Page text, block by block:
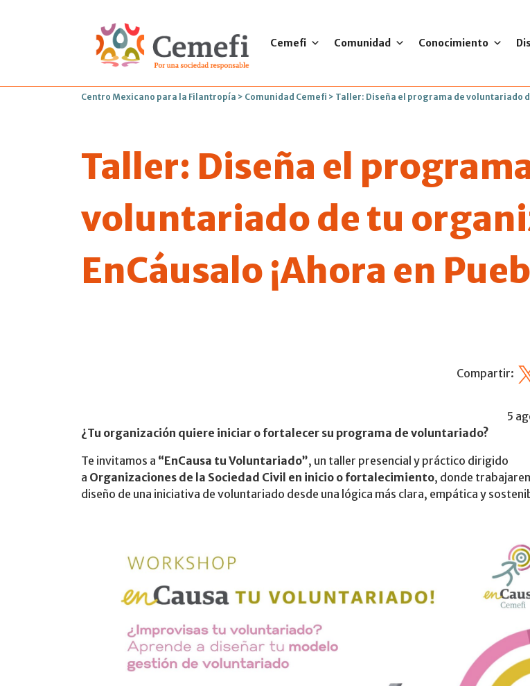
Cemefi Comunidad Conocimiento
Centro Mexicano para la Filantropía > Comunidad Cemefi > Taller: Diseña el programa de voluntariado
Taller: Diseña el
voluntariado de tu
EnCáusalo ¡Ahora en
Compartir: X
5
¿Tu organización quiere iniciar o fortalecer su programa de voluntariado?
Te invitamos a “EnCausa tu Voluntariado”, un taller presencial y práctico dirigido
a Organizaciones de la Sociedad Civil en inicio o fortalecimiento, donde
diseño de una iniciativa de voluntariado desde una lógica más clara, empática y